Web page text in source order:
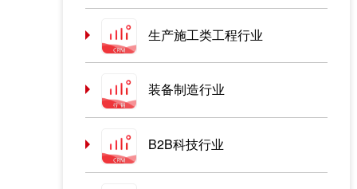
生产施工类工程行业
装备制造行业
B2B科技行业